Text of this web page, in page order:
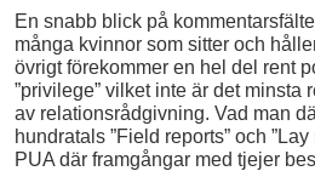
En snabb blick på
många kvinnor som sitter och
övrigt förekommer en hel del rent
”privilege” vilket inte är det minsta
av relationsrådgivning. Vad man
hundratals ”Field reports” och
PUA där framgångar med tjejer